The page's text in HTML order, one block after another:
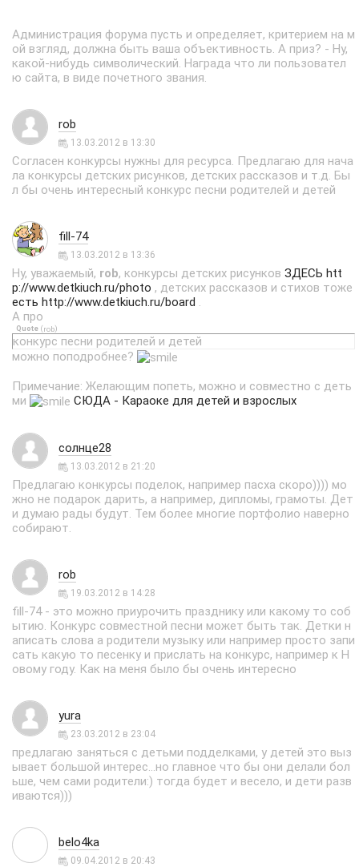
Администрация форума пусть и определяет, критерием на м
ой взгляд, должна быть ваша объективность. А приз? - Ну,
какой-нибудь символический. Награда что ли пользовател
ю сайта, в виде почетного звания.
rob
13.03.2012 в 13:30
Согласен конкурсы нужны для ресурса. Предлагаю для нача
ла конкурсы детских рисунков, детских рассказов и т.д. Бы
л бы очень интересный конкурс песни родителей и детей
fill-74
13.03.2012 в 13:36
Ну, уважаемый, rob, конкурсы детских рисунков ЗДЕСЬ htt
p://www.detkiuch.ru/photo , детских рассказов и стихов тоже
есть http://www.detkiuch.ru/board .
А про
Quote (rob)
конкурс песни родителей и детей
можно поподробнее?
Примечание: Желающим попеть, можно и совместно с деть
ми
СЮДА - Караоке для детей и взрослых
солнце28
13.03.2012 в 21:20
Предлагаю конкурсы поделок, например пасха скоро)))) мо
жно не подарок дарить, а например, дипломы, грамоты. Дет
и думаю рады будут. Тем более многие портфолио наверно
собирают.
rob
19.03.2012 в 14:28
fill-74 - это можно приурочить празднику или какому то соб
ытию. Конкурс совместной песни может быть так. Детки н
аписать слова а родители музыку или например просто запи
сать какую то песенку и прислать на конкурс, например к Н
овому году. Как на меня было бы очень интересно
yura
23.03.2012 в 23:04
предлагаю заняться с детьми подделками, у детей это выз
ывает большой интерес...но главное что бы они делали бол
ьше, чем сами родители:) тогда будет и весело, и дети разв
иваются)))
belo4ka
09.04.2012 в 20:43